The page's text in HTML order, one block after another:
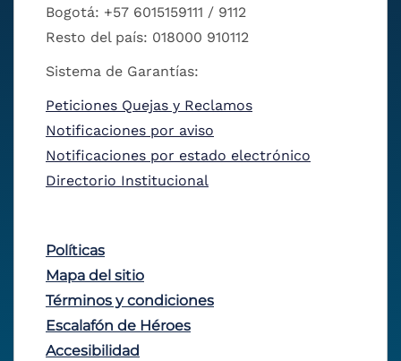
Bogotá: +57 6015159111 / 9112
Resto del país: 018000 910112
Sistema de Garantías:
Peticiones Quejas y Reclamos
Notificaciones por aviso
Notificaciones por estado electrónico
Directorio Institucional
Políticas
Mapa del sitio
Términos y condiciones
Escalafón de Héroes
Accesibilidad